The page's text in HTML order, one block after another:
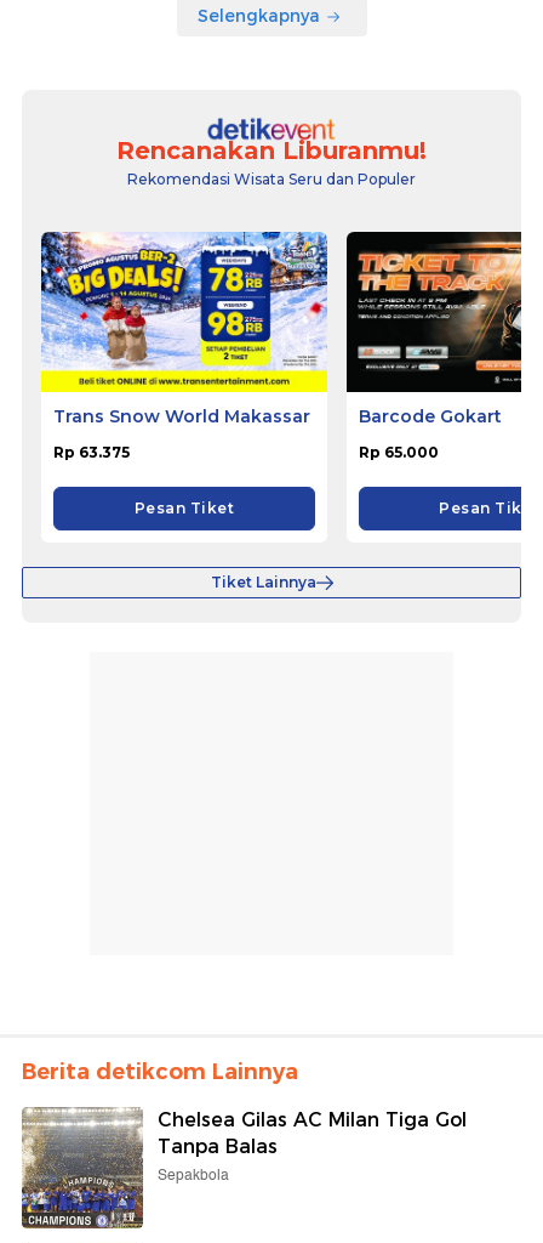
Selengkapnya
Rencanakan Liburanmu!
Rekomendasi Wisata Seru dan Populer
Trans Snow World Makassar
Rp 63.375
Pesan Tiket
Barcode Gokart
Rp 65.000
Pesan Tiket
Tiket Lainnya
Berita detikcom Lainnya
Chelsea Gilas AC Milan Tiga Gol
Tanpa Balas
Sepakbola